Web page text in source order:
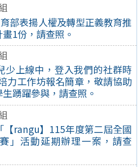
部表揚人權及轉型正義教育推
1份，請查照。
少上線中，登入我們的社群時
力工作坊報名簡章，敬請協助
踴躍參與，請查照。
【rangu】115年度第二屆全國
」活動延期辦理一案，請查